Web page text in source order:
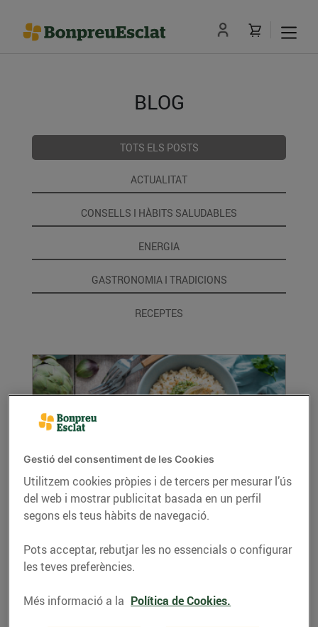
BLOG
TOTS ELS POSTS
ACTUALITAT
CONSELLS I HÀBITS SALUDABLES
ENERGIA
GASTRONOMIA I TRADICIONS
RECEPTES
Arròs melós amb carxofes
10/d’abril/2024
Ingredients per a 4 persones: 2 tasses d'arròs
bomba 1 ceba grossa 1 gra d'all 2 carxofes ...
Gestió del consentiment de les Cookies
Utilitzem cookies pròpies i de tercers per mesurar l’ús
del web i mostrar publicitat basada en un perfil
segons els teus hàbits de navegació.
Pots acceptar, rebutjar les no essencials o configurar
les teves preferències.
Més informació a la Política de Cookies.